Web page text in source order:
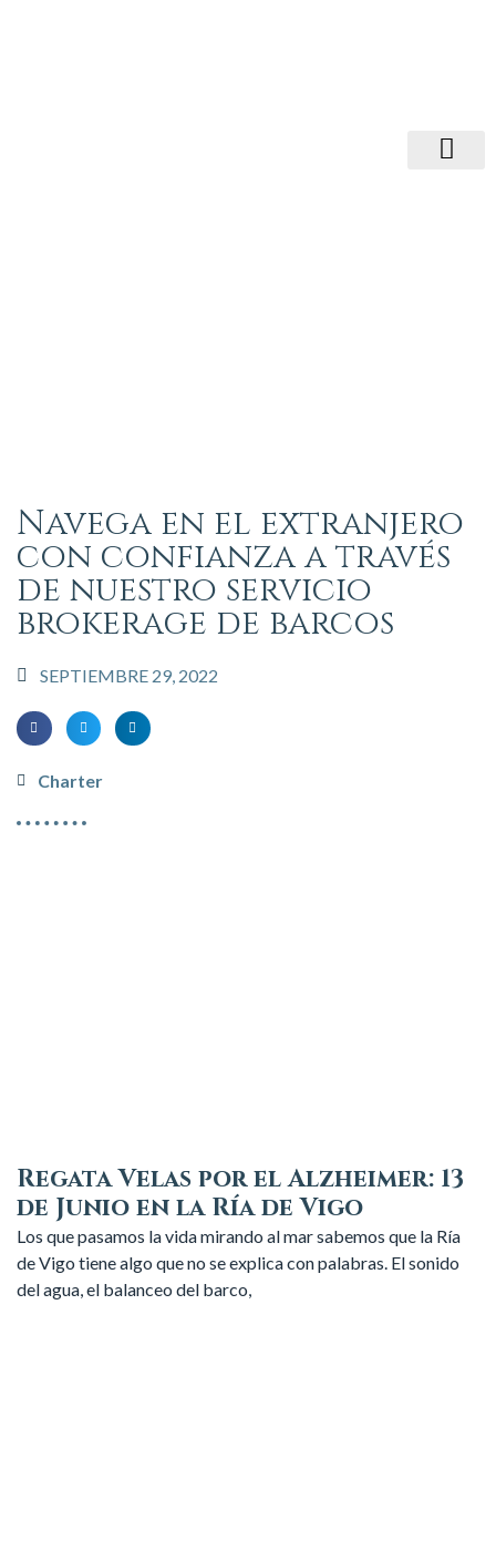
Navega en el extranjero
con confianza a través
de nuestro servicio
brokerage de barcos
SEPTIEMBRE 29, 2022
Charter
Regata Velas por el Alzheimer: 13
de Junio en la Ría de Vigo
Los que pasamos la vida mirando al mar sabemos que la Ría
de Vigo tiene algo que no se explica con palabras. El sonido
del agua, el balanceo del barco,